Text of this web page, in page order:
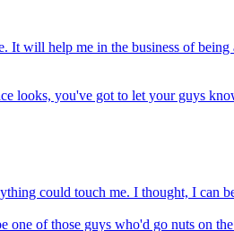
will help me in the business of
looks, you've got to let your guys
could touch me. I thought, I can
of those guys who'd go nuts on